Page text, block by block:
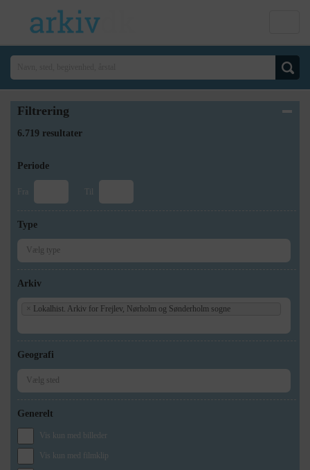
Filtrering
6.719 resultater
Periode
Fra Til
Type
Arkiv
× Lokalhist. Arkiv for Frejlev, Nørholm og Sønderholm sogne
Geografi
Generelt
Vis kun med billeder
Vis kun med filmklip